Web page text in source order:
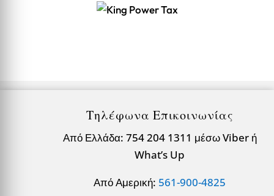
Τηλέφωνα Επικοινωνίας
Από Ελλάδα: 754 204 1311 μέσω Viber ή
What’s Up
Από Αμερική: 561-900-4825